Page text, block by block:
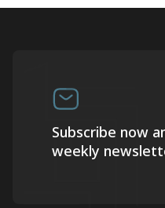
Subscribe now
weekly